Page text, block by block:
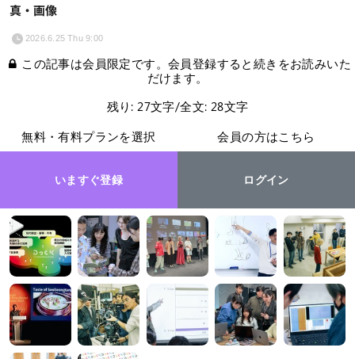
真・画像
2026.6.25 Thu 9:00
この記事は会員限定です。会員登録すると続きをお読みいた
だけます。
残り: 27文字/全文: 28文字
無料・有料プランを選択
いますぐ登録
会員の方はこちら
ログイン